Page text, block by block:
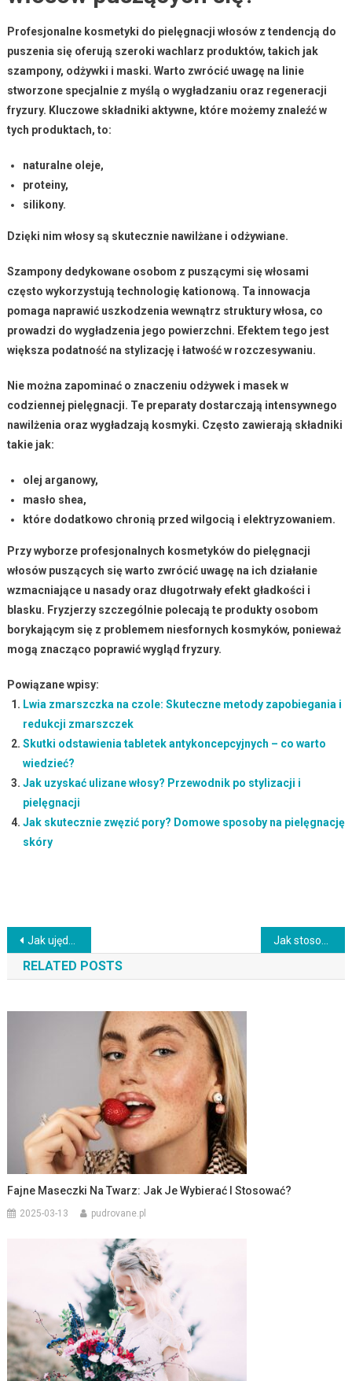
Profesjonalne kosmetyki do pielęgnacji włosówz tendencją do
puszenia się oferują szeroki wachlarz produktów, takich jak
szampony, odżywki i maski. Warto zwrócić uwagę na linie
stworzone specjalnie z myślą o wygładzaniu oraz regeneracji
fryzury. Kluczowe składniki aktywne, które możemy znaleźć w
tych produktach, to:
naturalne oleje,
proteiny,
silikony.
Dzięki nim włosy są skutecznie nawilżane i odżywiane.
Szamponydedykowane osobom z puszącymi się włosami
często wykorzystują technologię kationową. Ta innowacja
pomaga naprawić uszkodzenia wewnątrz struktury włosa, co
prowadzi do wygładzenia jego powierzchni. Efektem tego jest
większa podatność na stylizacjęi łatwość w rozczesywaniu.
Nie można zapominać o znaczeniu odżywek i masekw
codziennej pielęgnacji. Te preparaty dostarczają intensywnego
nawilżenia oraz wygładzają kosmyki. Często zawierają składniki
takie jak:
olej arganowy,
masło shea,
które dodatkowo chronią przed wilgocią i elektryzowaniem.
Przy wyborze profesjonalnych kosmetyków do pielęgnacji
włosów puszących się warto zwrócić uwagę na ich działanie
wzmacniające u nasadyoraz długotrwały efekt gładkości i
blasku. Fryzjerzy szczególnie polecają te produkty osobom
borykającym się z problemem niesfornych kosmyków, ponieważ
mogą znacząco poprawić wygląd fryzury.
Powiązane wpisy:
Lwia zmarszczka na czole: Skuteczne metody zapobiegania i
redukcji zmarszczek
Skutki odstawienia tabletek antykoncepcyjnych – co warto
wiedzieć?
Jak uzyskać ulizane włosy? Przewodnik po stylizacji i
pielęgnacji
Jak skutecznie zwęzić pory? Domowe sposoby na pielęgnację
skóry
Nawigacja
wpisu
Jak ujędrnić uda? Skuteczne metody na jędrne nogi
RELATED POSTS
Fajne Maseczki Na Twarz: Jak Je Wybierać I Stosować?
2025-03-13 pudrovane.pl